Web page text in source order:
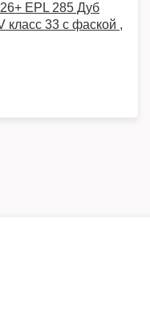
EPL 285 Дуб
класс 33 с фаской ,